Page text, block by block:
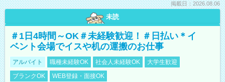
掲載日：2026.08.06
未読
＃1日4時間～OK＃未経験歓迎！＃日払い＊イ
ベント会場でイスや机の運搬のお仕事
アルバイト 職種未経験OK 社会人未経験OK
大学生歓迎
ブランクOK
WEB登録・面接OK